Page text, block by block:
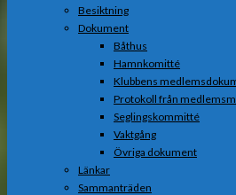
Besiktning
Dokument
Båthus
Hamnkomitté
Klubbens
Protokoll från
Seglingskommitté
Vaktgång
Övriga dokument
Länkar
Sammanträden